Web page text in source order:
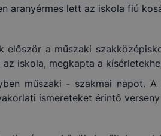
aranyérmes lett az iskola fiú
először a műszaki
iskola, megkapta a
műszaki - szakmai napot.
ismereteket érintő